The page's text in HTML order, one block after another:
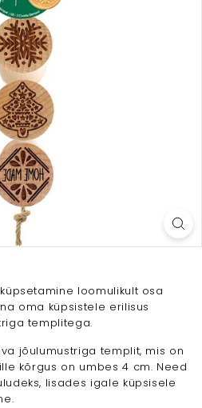
loomulikult osa
oma küpsistele erilisus
templitega.
jõulumustriga templit, mis on
kõrgus on umbes 4 cm. Need
lisades igale küpsisele